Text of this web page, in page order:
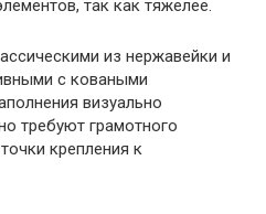
так как тяжелее.
из нержавейки и
с коваными
визуально
требуют грамотного
крепления к